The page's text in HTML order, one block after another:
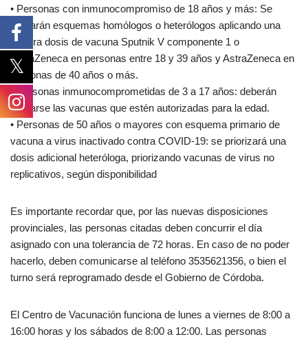
• Personas con inmunocompromiso de 18 años y más: Se
utilizarán esquemas homólogos o heterólogos aplicando una
tercera dosis de vacuna Sputnik V componente 1 o
AstraZeneca en personas entre 18 y 39 años y AstraZeneca en
personas de 40 años o más.
• Personas inmunocomprometidas de 3 a 17 años: deberán
utilizarse las vacunas que estén autorizadas para la edad.
• Personas de 50 años o mayores con esquema primario de
vacuna a virus inactivado contra COVID-19: se priorizará una
dosis adicional heteróloga, priorizando vacunas de virus no
replicativos, según disponibilidad
Es importante recordar que, por las nuevas disposiciones
provinciales, las personas citadas deben concurrir el día
asignado con una tolerancia de 72 horas. En caso de no poder
hacerlo, deben comunicarse al teléfono 3535621356, o bien el
turno será reprogramado desde el Gobierno de Córdoba.
El Centro de Vacunación funciona de lunes a viernes de 8:00 a
16:00 horas y los sábados de 8:00 a 12:00. Las personas